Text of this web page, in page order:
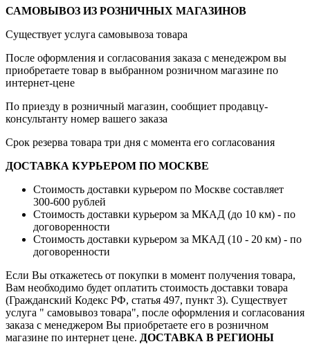
САМОВЫВОЗ ИЗ РОЗНИЧНЫХ МАГАЗИНОВ
Существует услуга самовывоза товара
После оформления и согласования заказа с менедежром вы
приобретаете товар в выбранном розничном магазине по
интернет-цене
По приезду в розничный магазин, сообщиет продавцу-
консультанту номер вашего заказа
Срок резерва товара три дня с момента его согласования
ДОСТАВКА КУРЬЕРОМ ПО МОСКВЕ
Стоимость доставки курьером по Москве составляет
300-600 рублей
Стоимость доставки курьером за МКАД (до 10 км) - по
договоренности
Стоимость доставки курьером за МКАД (10 - 20 км) - по
договоренности
Если Вы откажетесь от покупки в момент получения товара,
Вам необходимо будет оплатить стоимость доставки товара
(Гражданский Кодекс РФ, статья 497, пункт 3). Существует
услуга " самовывоз товара", после оформления и согласования
заказа с менеджером Вы приобретаете его в розничном
магазине по интернет цене. ДОСТАВКА В РЕГИОНЫ